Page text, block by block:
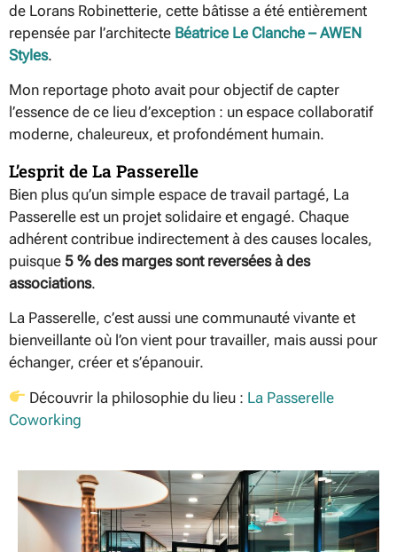
de Lorans Robinetterie, cette bâtisse a été entièrement
repensée par l’architecte Béatrice Le Clanche – AWEN
Styles.
Mon reportage photo avait pour objectif de capter
l’essence de ce lieu d’exception : un espace collaboratif
moderne, chaleureux, et profondément humain.
L’esprit de La Passerelle
Bien plus qu’un simple espace de travail partagé, La
Passerelle est un projet solidaire et engagé. Chaque
adhérent contribue indirectement à des causes locales,
puisque 5 % des marges sont reversées à des
associations.
La Passerelle, c’est aussi une communauté vivante et
bienveillante où l’on vient pour travailler, mais aussi pour
échanger, créer et s’épanouir.
Découvrir la philosophie du lieu : La Passerelle
Coworking